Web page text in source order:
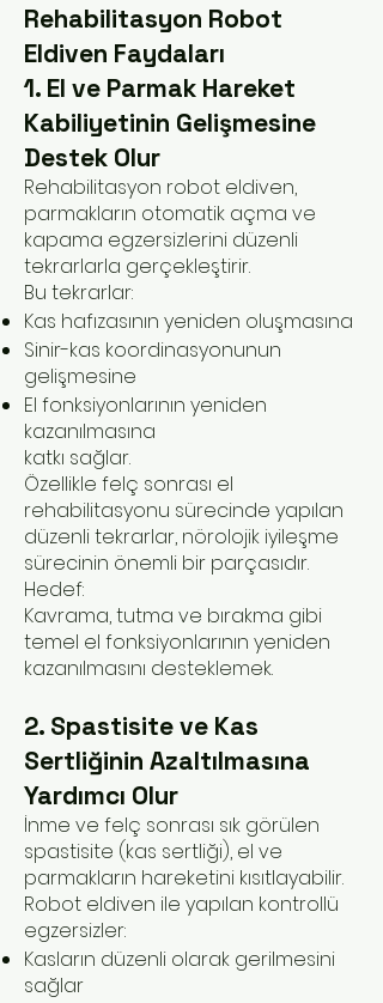
Rehabilitasyon Robot
Eldiven Faydaları
1. El ve Parmak Hareket
Kabiliyetinin Gelişmesine
Destek Olur
Rehabilitasyon robot eldiven,
parmakların otomatik açma ve
kapama egzersizlerini düzenli
tekrarlarla gerçekleştirir.
Bu tekrarlar:
Kas hafızasının yeniden oluşmasına
Sinir-kas koordinasyonunun
gelişmesine
El fonksiyonlarının yeniden
kazanılmasına
katkı sağlar.
Özellikle felç sonrası el
rehabilitasyonu sürecinde yapılan
düzenli tekrarlar, nörolojik iyileşme
sürecinin önemli bir parçasıdır.
Hedef:
Kavrama, tutma ve bırakma gibi
temel el fonksiyonlarının yeniden
kazanılmasını desteklemek.
2. Spastisite ve Kas
Sertliğinin Azaltılmasına
Yardımcı Olur
İnme ve felç sonrası sık görülen
spastisite (kas sertliği), el ve
parmakların hareketini kısıtlayabilir.
Robot eldiven ile yapılan kontrollü
egzersizler:
Kasların düzenli olarak gerilmesini
sağlar